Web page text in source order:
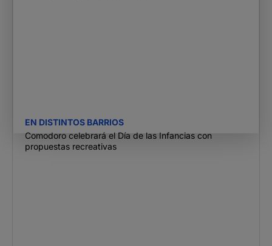
EN DISTINTOS BARRIOS
Comodoro celebrará el Día de las Infancias con
propuestas recreativas